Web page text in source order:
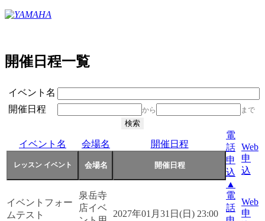
開催日程一覧
イベント名
開催日程
から まで
イベント名 会場名 開催日程
電
話
申
込
▲
Web
申
込
イベントフォー
ムテスト
泉岳寺
店イベ
2027年01月31日(日) 23:00
電
話
Web
申